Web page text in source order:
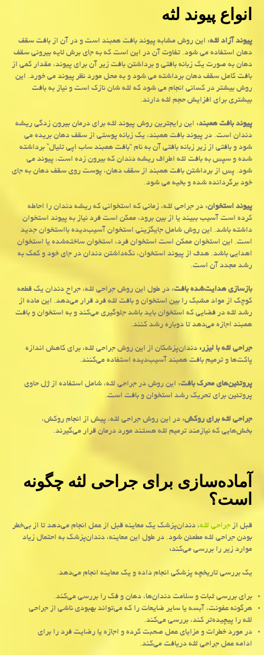
انواع پیوند لثه
پیوند آزاد لثه: این روش مشابه پیوند بافت همبند است و در آن از بافت سقف
دهان استفاده می شود. تفاوت آن در این است که به جای برش لایه بیرونی سقف
دهان به صورت یک زبانه بافتی و برداشتن بافت زیر آن برای پیوند، مقدار کمی از
بافت کامل سقف دهان برداشته می شود و به محل مورد نظر پیوند می خورد. این
روش بیشتر در کسانی انجام می شود که لثه شان نازک است و نیاز به بافت
بیشتری برای افزایش حجم لثه دارند.
پیوند بافت همبند: این رایجترین روش پیوند لثه برای درمان بیرون زدگی ریشه
دندان است. در پیوند بافت همبند، یک زبانه پوستی از سقف دهان بریده می
شود و بافتی از زیر زبانه بافتی آن به نام “بافت همبند ساب اپی تلیال” برداشته
شده و سپس به بافت لثه اطراف ریشه دندان که بیرون زده است، پیوند می
شود. پس از برداشتن بافت همبند از سقف دهان، پوست روی سقف دهان به جای
خود برگردانده شده و بخیه می شود.
پیوند استخوان: در جراحی لثه، زمانی که استخوانی که ریشه دندان را احاطه
کرده است آسیب ببیند یا از بین برود، ممکن است فرد نیاز به پیوند استخوان
داشته باشد. این روش شامل جایگزینی استخوان آسیب‌دیده بااستخوان جدید
است. این استخوان ممکن است استخوان فرد، استخوان ساخته‌شده یا استخوان
اهدایی باشد. هدف از پیوند استخوان، نگه‌داشتن دندان در جای خود و کمک به
رشد مجدد آن است.
بازسازی هدایت‌شده بافت: در طول این روش جراحی لثه، جراح دندان یک قطعه
کوچک از مواد مشبک را بین استخوان و بافت لثه فرد قرار می‌دهد. این ماده از
رشد لثه در فضایی که استخوان باید باشد جلوگیری می‌کند و به استخوان و بافت
همبند اجازه می‌دهد تا دوباره رشد کنند.
جراحی لثه با لیزر:دندان‌پزشکان از این روش جراحی لثه، برای کاهش اندازه
پاکت‌ها و ترمیم بافت همبند آسیب‌دیده استفاده می‌کنند.
پروتئین‌های محرک بافت: این روش در جراحی لثه، شامل استفاده از ژل حاوی
پروتئین برای تحریک رشد استخوان و بافت است.
جراحی لثه برای روکش: در این روش جراحی لثه، پیش از انجام روکش،
بخش‌هایی که نیازمند ترمیم لثه هستند مورد درمان قرار می‌گیرند.
آماده‌سازی برای جراحی لثه چگونه
است؟
قبل ازجراحی لثه، دندان‌پزشک یک معاینه قبل از عمل انجام می‌دهد تا از بی‌خطر
بودن جراحی لثه مطمئن شود. در طول این معاینه، دندان‌پزشک به‌ احتمال‌ زیاد
موارد زیر را بررسی می‌کند:
یک بررسی تاریخچه پزشکی انجام داده و یک معاینه انجام می‌دهد.
برای بررسی ثبات و سلامت دندان‌ها، دهان و فک را بررسی می‌کند.
هرگونه عفونت، آبسه یا سایر ضایعات را که می‌تواند بهبودی ناشی از جراحی
لثه را پیچیده‌تر کند، بررسی می‌کند.
در مورد خطرات و مزایای عمل صحبت کرده و اجازه یا رضایت فرد را برای
ادامه عمل جراحی لثه دریافت می‌کند.